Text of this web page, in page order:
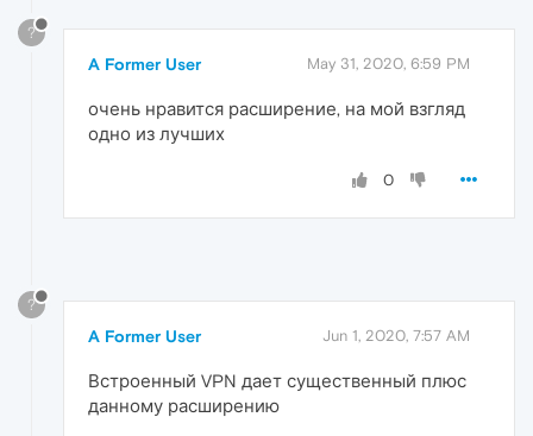
?
A Former User May 31, 2020, 6:59 PM
очень нравится расширение, на мой взгляд
одно из лучших
0
?
A Former User Jun 1, 2020, 7:57 AM
Встроенный VPN дает существенный плюс
данному расширению